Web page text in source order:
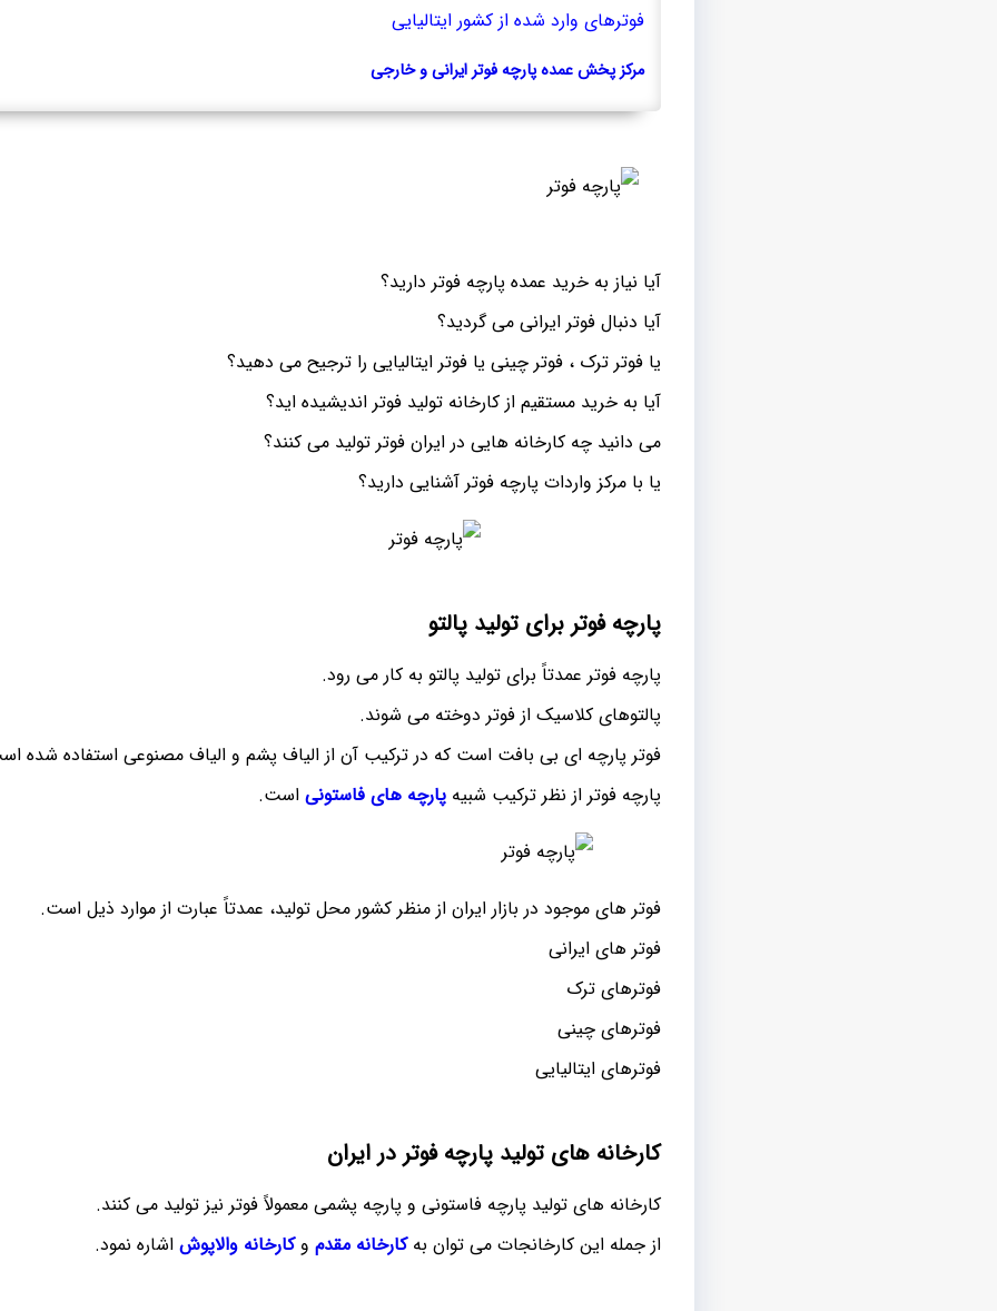
فوترهای وارد شده از کشور ایتالیایی
مرکز پخش عمده پارچه فوتر ایرانی و خارجی
آیا نیاز به خرید عمده پارچه فوتر دارید؟
آیا دنبال فوتر ایرانی می گردید؟
یا فوتر ترک ، فوتر چینی یا فوتر ایتالیایی را ترجیح می دهید؟
آیا به خرید مستقیم از کارخانه تولید فوتر اندیشیده اید؟
می دانید چه کارخانه هایی در ایران فوتر تولید می کنند؟
یا با مرکز واردات پارچه فوتر آشنایی دارید؟
پارچه فوتر برای تولید پالتو
پارچه فوتر عمدتاً برای تولید پالتو به کار می رود.
پالتوهای کلاسیک از فوتر دوخته می شوند.
فوتر پارچه ای بی بافت است که در ترکیب آن از الیاف پشم و الیاف مصنوعی استفاده شده
پارچه فوتر از نظر ترکیب شبیه پارچه های فاستونی است.
فوتر های موجود در بازار ایران از منظر کشور محل تولید، عمدتاً عبارت از موارد ذیل است.
فوتر های ایرانی
فوترهای ترک
فوترهای چینی
فوترهای ایتالیایی
کارخانه های تولید پارچه فوتر در ایران
کارخانه های تولید پارچه فاستونی و پارچه پشمی معمولاً فوتر نیز تولید می کنند.
از جمله این کارخانجات می توان بهکارخانه مقدم وکارخانه والاپوش اشاره نمود.